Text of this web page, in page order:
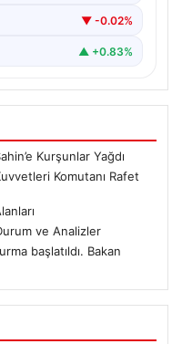
▼ -0.02%
▲ +0.83%
Kurşunlar Yağdı
Komutanı Rafet
ve Analizler
başlatıldı. Bakan